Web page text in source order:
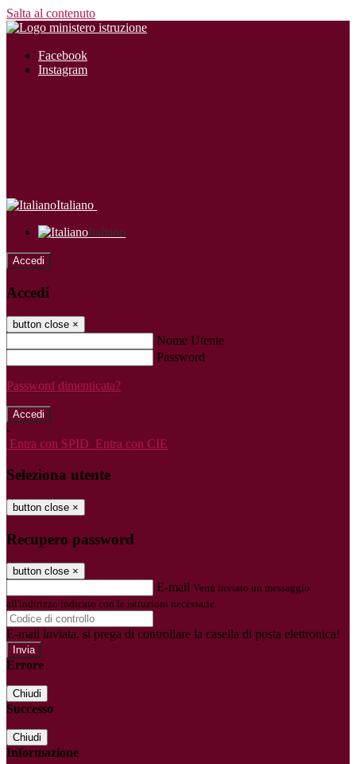
Salta al contenuto
Facebook
Instagram
Italiano
Italiano
Accedi
Accedi
button close ×
Nome Utente
Password
Password dimenticata?
-
Entra con SPID Entra con CIE
Seleziona utente
button close ×
Recupero password
button close ×
E-mail Verrà inviato un messaggio
all'indirizzo indicato con le istruzioni necessarie.
E-mail inviata, si prega di controllare la casella di posta elettronica!
Errore
Chiudi
Successo
Chiudi
Informazione